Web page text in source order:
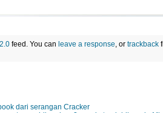
feed. You can leave a response, or trackback
dari serangan Cracker